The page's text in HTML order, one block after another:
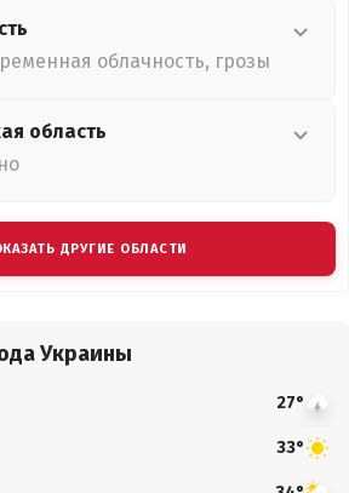
облачность, грозы
область
ДРУГИЕ ОБЛАСТИ
Украины
27°
33°